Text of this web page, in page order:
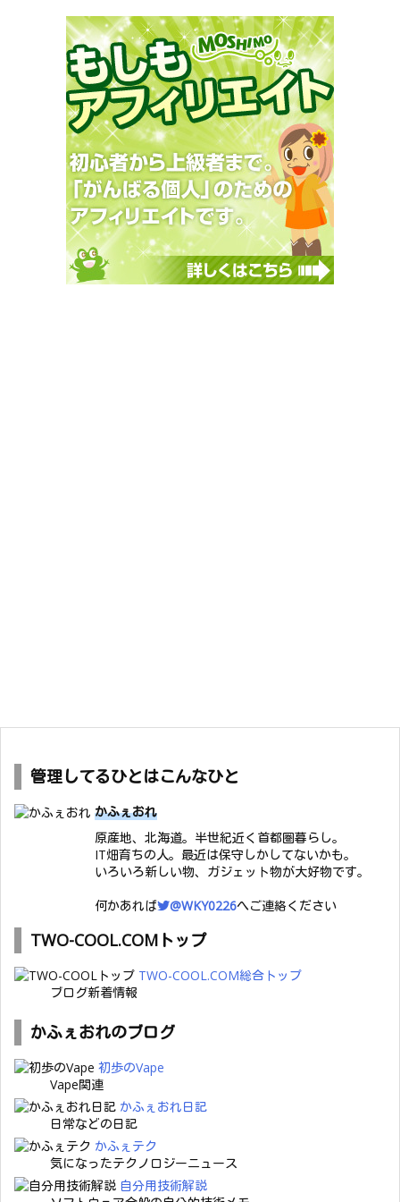
管理してるひとはこんなひと
かふぇおれ
原産地、北海道。半世紀近く首都圏暮らし。
IT畑育ちの人。最近は保守しかしてないかも。
いろいろ新しい物、ガジェット物が大好物です。
何かあれば
@WKY0226へご連絡ください
TWO-COOL.COMトップ
TWO-COOL.COM総合トップ
ブログ新着情報
かふぇおれのブログ
初歩のVape
Vape関連
かふぇおれ日記
日常などの日記
かふぇテク
気になったテクノロジーニュース
自分用技術解説